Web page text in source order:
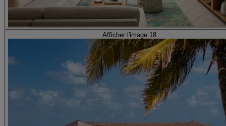
Afficher l'image 18